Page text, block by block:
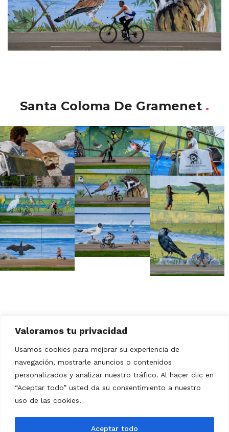
Valoramos tu privacidad
Usamos cookies para mejorar su experiencia de
navegación, mostrarle anuncios o contenidos
personalizados y analizar nuestro tráfico. Al hacer clic en
“Aceptar todo” usted da su consentimiento a nuestro
uso de las cookies.
Aceptar todo
Santa Coloma De Gramenet .
Aviso Legal Política de Privacidad